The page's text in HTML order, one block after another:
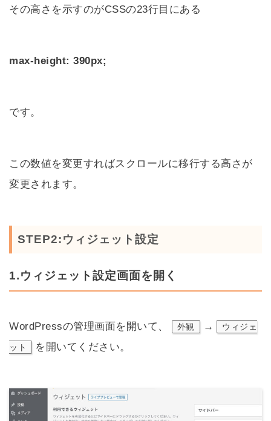
その高さを示すのがCSSの23行目にある
max-height: 390px;
です。
この数値を変更すればスクロールに移行する高さが
変更されます。
STEP2:ウィジェット設定
1.ウィジェット設定画面を開く
WordPressの管理画面を開いて、 外観 → ウィジェ
ット を開いてください。